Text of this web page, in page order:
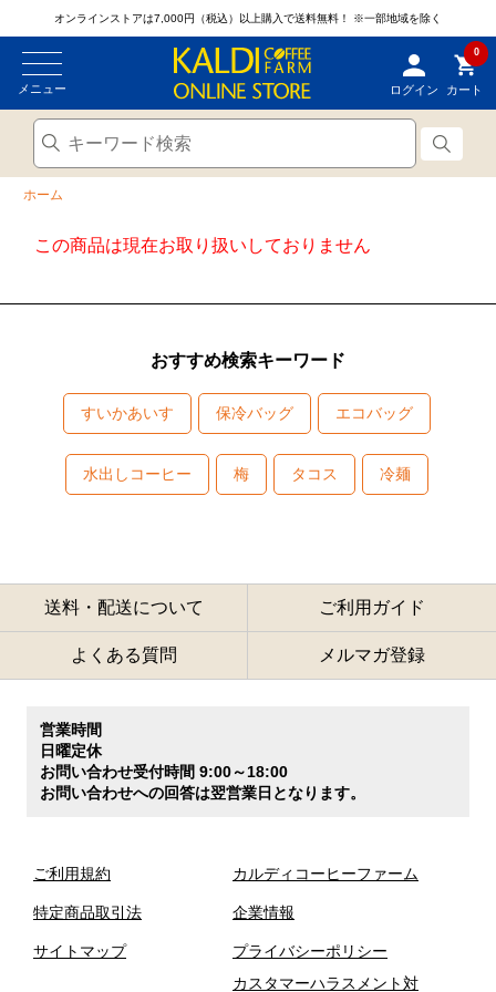
オンラインストアは7,000円（税込）以上購入で送料無料！ ※一部地域を除く
メニュー ログイン
0
カート
ホーム
この商品は現在お取り扱いしておりません
おすすめ検索キーワード
すいかあいす 保冷バッグ エコバッグ
水出しコーヒー 梅 タコス 冷麺
送料・配送について ご利用ガイド
よくある質問 メルマガ登録
営業時間
日曜定休
お問い合わせ受付時間 9:00～18:00
お問い合わせへの回答は翌営業日となります。
ご利用規約
特定商品取引法
サイトマップ
カルディコーヒーファーム
企業情報
プライバシーポリシー
カスタマーハラスメント対